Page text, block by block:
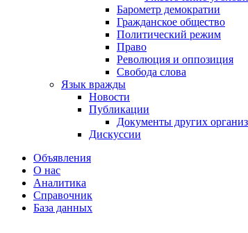
Барометр демократии
Гражданское общество
Политический режим
Право
Революция и оппозиция
Свобода слова
Язык вражды
Новости
Публикации
Документы других
Дискуссии
Объявления
О нас
Аналитика
Справочник
База данных